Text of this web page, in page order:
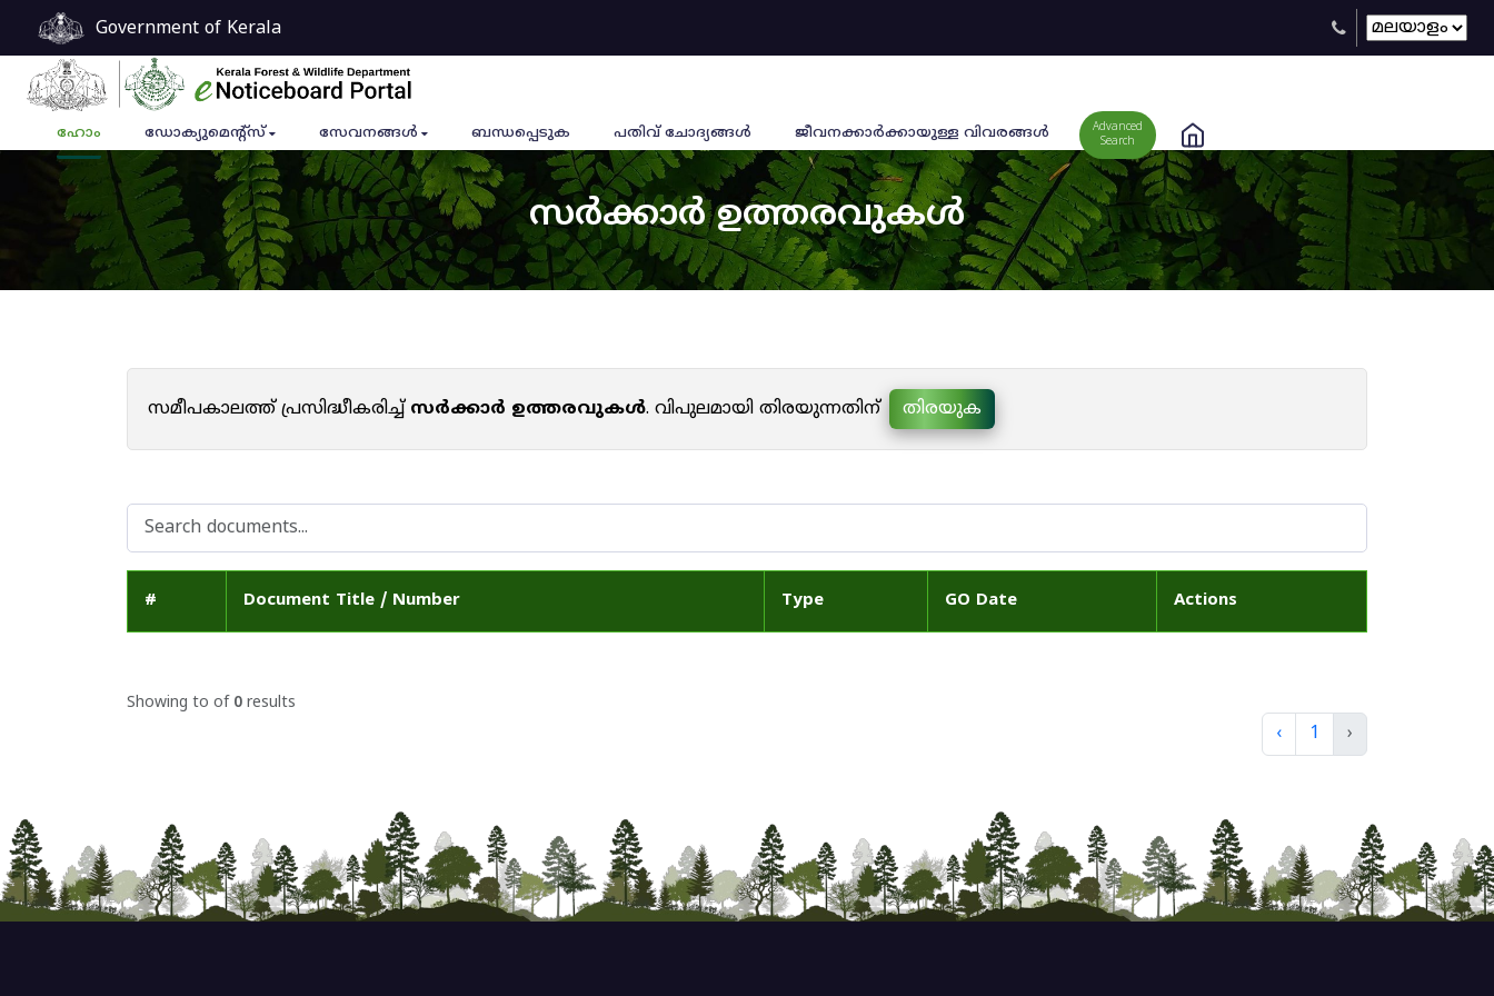
Government of Kerala
ഹോം ഡോക്യുമെൻ്റ്സ് സേവനങ്ങൾ ബന്ധപ്പെടുക പതിവ് ചോദ്യങ്ങൾ ജീവനക്കാര്‍ക്കായുള്ള വിവരങ്ങള്‍
Advanced
Search
സർക്കാർ ഉത്തരവുകൾ
സമീപകാലത്ത് പ്രസിദ്ധീകരിച്ച്സർക്കാർ ഉത്തരവുകൾ. വിപുലമായി തിരയുന്നതിന് തിരയുക
# Document Title / Number Type GO Date Actions
Showing to of 0 results
‹ 1 ›